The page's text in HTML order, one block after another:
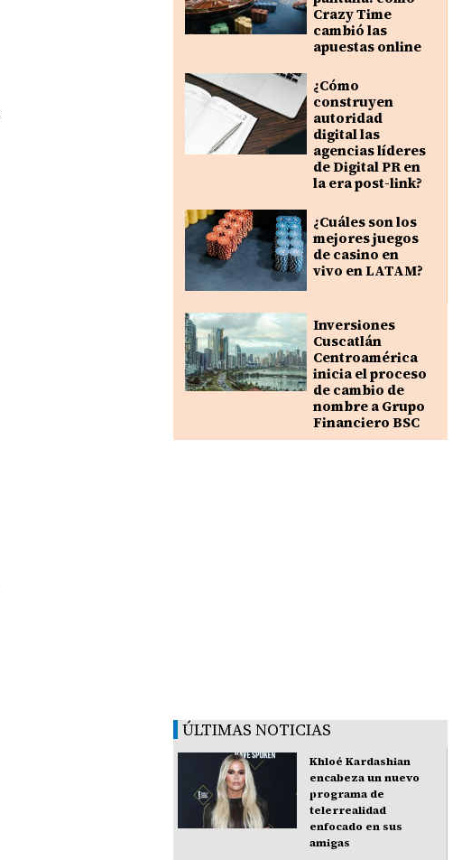
Crazy Time
cambió las
apuestas online
¿Cómo
construyen
autoridad
digital las
agencias líderes
de Digital PR en
la era post-link?
¿Cuáles son los
mejores juegos
de casino en
vivo en LATAM?
Inversiones
Cuscatlán
Centroamérica
inicia el proceso
de cambio de
nombre a Grupo
Financiero BSC
ÚLTIMAS NOTICIAS
Khloé Kardashian
encabeza un nuevo
programa de
telerrealidad
enfocado en sus
amigas